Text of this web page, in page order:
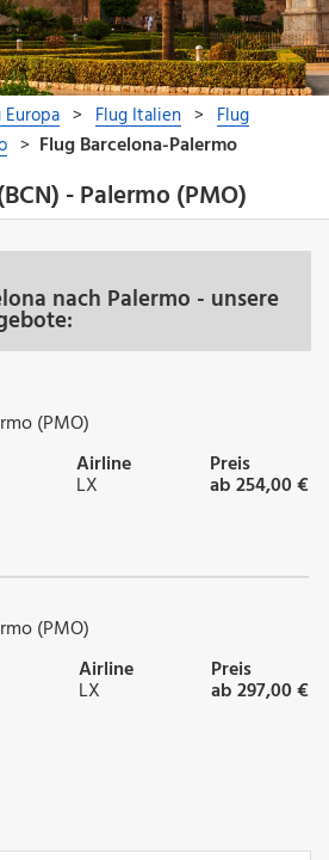
- Palermo (PMO)
nach Palermo - unsere
(PMO)
Airline
LX
Preis
ab 254,00 €
(PMO)
Airline
LX
Preis
ab 297,00 €